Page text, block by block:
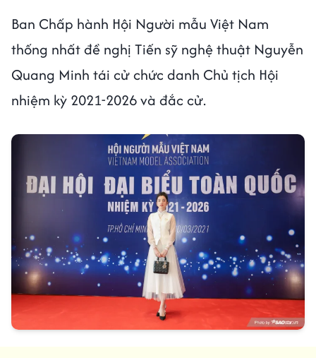
Ban Chấp hành Hội Người mẫu Việt Nam
thống nhất đề nghị Tiến sỹ nghệ thuật Nguyễn
Quang Minh tái cử chức danh Chủ tịch Hội
nhiệm kỳ 2021-2026 và đắc cử.